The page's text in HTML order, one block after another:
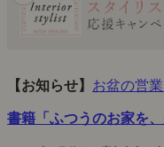
【お知らせ】 お盆の営
書籍「ふつうのお家を